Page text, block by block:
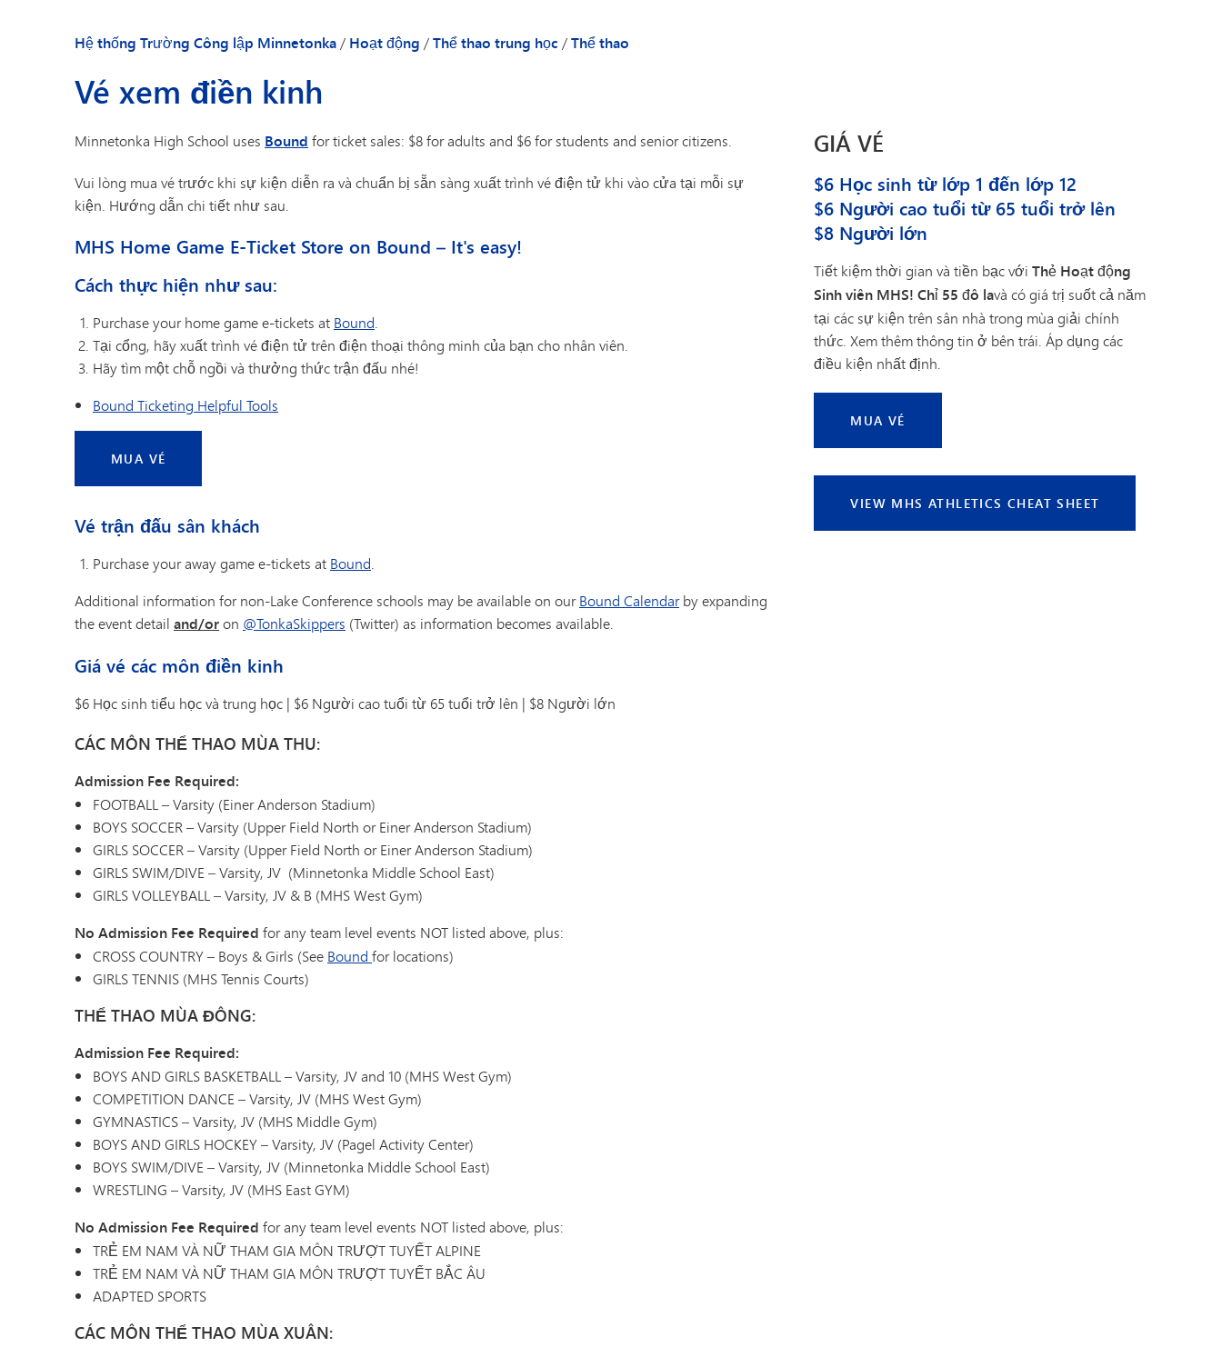
Tonka Online (Bổ sung)
Các ngôn ngữ trên thế giới
Giao thông vận tải
Hệ thống Trường Công lập Minnetonka/ Hoạt động /Thể thao trung học /Thể thao
Vé xem điền kinh
Minnetonka High School uses Bound for ticket sales: $8 for adults and $6 for students and senior citizens.
Vui lòng mua vé trước khi sự kiện diễn ra và chuẩn bị sẵn sàng xuất trình vé điện tử khi vào cửa tại mỗi sự
kiện. Hướng dẫn chi tiết như sau.
MHS Home Game E-Ticket Store on Bound – It's easy!
Cách thực hiện như sau:
Purchase your home game e-tickets at Bound.
Tại cổng, hãy xuất trình vé điện tử trên điện thoại thông minh của bạn cho nhân viên.
Hãy tìm một chỗ ngồi và thưởng thức trận đấu nhé!
Bound Ticketing Helpful Tools
MUA VÉ
Vé trận đấu sân khách
Purchase your away game e-tickets at Bound.
Additional information for non-Lake Conference schools may be available on ourBound Calendarby expanding
the event detail and/oron @TonkaSkippers (Twitter) as information becomes available.
Giá vé các môn điền kinh
$6 Học sinh tiểu học và trung học | $6 Người cao tuổi từ 65 tuổi trở lên | $8 Người lớn
CÁC MÔN THỂ THAO MÙA THU:
Admission Fee Required:
FOOTBALL – Varsity (Einer Anderson Stadium)
BOYS SOCCER – Varsity (Upper Field North or Einer Anderson Stadium)
GIRLS SOCCER – Varsity (Upper Field North or Einer Anderson Stadium)
GIRLS SWIM/DIVE – Varsity, JV (Minnetonka Middle School East)
GIRLS VOLLEYBALL – Varsity, JV & B (MHS West Gym)
No Admission Fee Required for any team level events NOT listed above, plus:
CROSS COUNTRY – Boys & Girls (See Bound for locations)
GIRLS TENNIS (MHS Tennis Courts)
THỂ THAO MÙA ĐÔNG:
Admission Fee Required:
BOYS AND GIRLS BASKETBALL – Varsity, JV and 10 (MHS West Gym)
COMPETITION DANCE – Varsity, JV (MHS West Gym)
GYMNASTICS – Varsity, JV (MHS Middle Gym)
BOYS AND GIRLS HOCKEY – Varsity, JV (Pagel Activity Center)
BOYS SWIM/DIVE – Varsity, JV (Minnetonka Middle School East)
WRESTLING – Varsity, JV (MHS East GYM)
No Admission Fee Required for any team level events NOT listed above, plus:
TRẺ EM NAM VÀ NỮ THAM GIA MÔN TRƯỢT TUYẾT ALPINE
TRẺ EM NAM VÀ NỮ THAM GIA MÔN TRƯỢT TUYẾT BẮC ÂU
ADAPTED SPORTS
CÁC MÔN THỂ THAO MÙA XUÂN:
GIÁ VÉ
$6 Học sinh từ lớp 1 đến lớp 12
$6 Người cao tuổi từ 65 tuổi trở lên
$8 Người lớn
Tiết kiệm thời gian và tiền bạc vớiThẻ Hoạt động
Sinh viên MHS! Chỉ 55 đô lavà có giá trị suốt cả năm
tại các sự kiện trên sân nhà trong mùa giải chính
thức. Xem thêm thông tin ở bên trái. Áp dụng các
điều kiện nhất định.
MUA VÉ
VIEW MHS ATHLETICS CHEAT SHEET